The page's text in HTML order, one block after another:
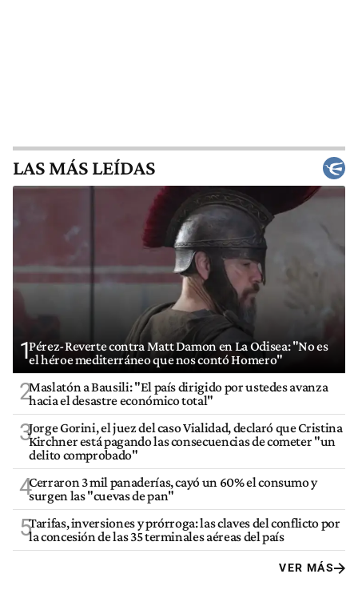
LAS MÁS LEÍDAS
1Pérez-Reverte contra Matt Damon en La Odisea: "No es
el héroe mediterráneo que nos contó Homero"
2Maslatón a Bausili: "El país dirigido por ustedes avanza
hacia el desastre económico total"
3Jorge Gorini, el juez del caso Vialidad, declaró que Cristina
Kirchner está pagando las consecuencias de cometer "un
delito comprobado"
4Cerraron 3 mil panaderías, cayó un 60% el consumo y
surgen las "cuevas de pan"
5Tarifas, inversiones y prórroga: las claves del conflicto por
la concesión de las 35 terminales aéreas del país
VER MÁS